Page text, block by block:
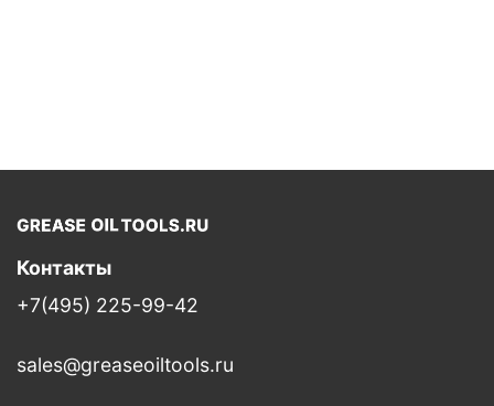
Контакты
+7(495) 225-99-42
sales@greaseoiltools.ru